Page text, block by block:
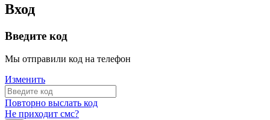
Вход
Введите код
Мы отправили код на телефон
Изменить
Повторно выслать код
Не приходит смс?